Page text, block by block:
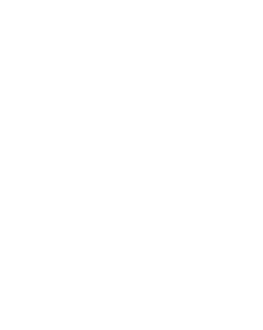
und Effizienz in Ihrem Zuhause. Von